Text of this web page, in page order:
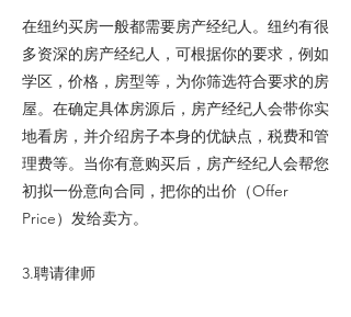
在纽约买房一般都需要房产经纪人。纽约有很
多资深的房产经纪人，可根据你的要求，例如
学区，价格，房型等，为你筛选符合要求的房
屋。在确定具体房源后，房产经纪人会带你实
地看房，并介绍房子本身的优缺点，税费和管
理费等。当你有意购买后，房产经纪人会帮您
初拟一份意向合同，把你的出价（Offer
Price）发给卖方。
3.聘请律师